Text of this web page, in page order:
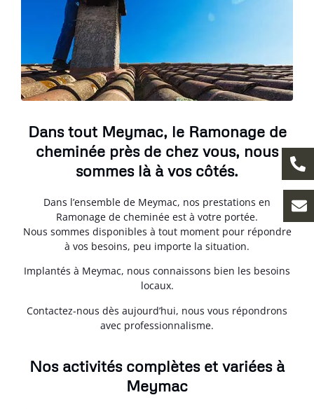
Dans tout Meymac, le Ramonage de
cheminée près de chez vous, nous
sommes là à vos côtés.
Dans l’ensemble de Meymac, nos prestations en
Ramonage de cheminée est à votre portée.
Nous sommes disponibles à tout moment pour répondre
à vos besoins, peu importe la situation.
Implantés à Meymac, nous connaissons bien les besoins
locaux.
Contactez-nous dès aujourd’hui, nous vous répondrons
avec professionnalisme.
Nos activités complètes et variées à
Meymac